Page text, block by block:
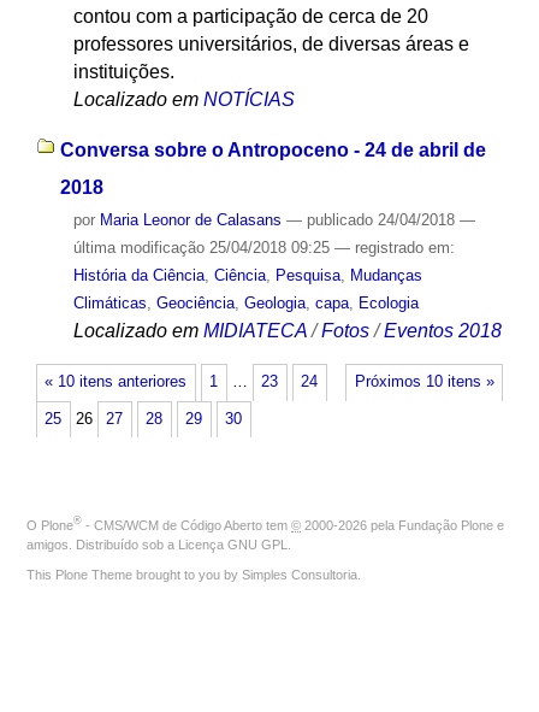
contou com a participação de cerca de 20
professores universitários, de diversas áreas e
instituições.
Localizado em NOTÍCIAS
Conversa sobre o Antropoceno - 24 de abril de
2018
por Maria Leonor de Calasans — publicado24/04/2018 —
última modificação25/04/2018 09:25 — registrado em:
História da Ciência, Ciência, Pesquisa, Mudanças
Climáticas, Geociência, Geologia, capa, Ecologia
Localizado em MIDIATECA /Fotos /Eventos 2018
« 10 itens anteriores Próximos 10 itens »
1 … 23 24
25 26 27 28 29 30
O Plone® - CMS/WCM de Código Aberto tem © 2000-2026 pela Fundação Plone e
amigos. Distribuído sob a Licença GNU GPL
This Plone Theme brought to you by Simples Consultoria